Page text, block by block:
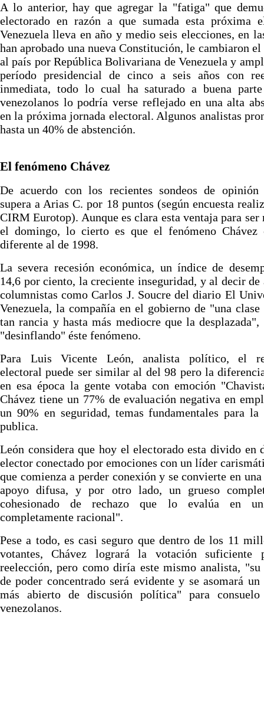
A lo anterior, hay que agregar la "fatiga" que
electorado en razón a que sumada esta próxima
Venezuela lleva en año y medio seis elecciones, en
han aprobado una nueva Constitución, le cambiaron
al país por República Bolivariana de Venezuela y
período presidencial de cinco a seis años con
inmediata, todo lo cual ha saturado a buena
venezolanos lo podría verse reflejado en una alta
en la próxima jornada electoral. Algunos analistas
hasta un 40% de abstención.
El fenómeno Chávez
De acuerdo con los recientes sondeos de opinión
supera a Arias C. por 18 puntos (según encuesta
CIRM Eurotop). Aunque es clara esta ventaja para ser
el domingo, lo cierto es que el fenómeno Chávez
diferente al de 1998.
La severa recesión económica, un índice de
14,6 por ciento, la creciente inseguridad, y al decir de
columnistas como Carlos J. Soucre del diario El
Venezuela, la compañía en el gobierno de "una
tan rancia y hasta más mediocre que la desplazada",
"desinflando" éste fenómeno.
Para Luis Vicente León, analista político, el
electoral puede ser similar al del 98 pero la
en esa época la gente votaba con emoción
Chávez tiene un 77% de evaluación negativa en
un 90% en seguridad, temas fundamentales para la
publica.
León considera que hoy el electorado esta divido en
elector conectado por emociones con un líder
que comienza a perder conexión y se convierte en una
apoyo difusa, y por otro lado, un grueso
cohesionado de rechazo que lo evalúa en
completamente racional".
Pese a todo, es casi seguro que dentro de los 11
votantes, Chávez logrará la votación suficiente
reelección, pero como diría este mismo analista, "su
de poder concentrado será evidente y se asomará un
más abierto de discusión política" para
venezolanos.